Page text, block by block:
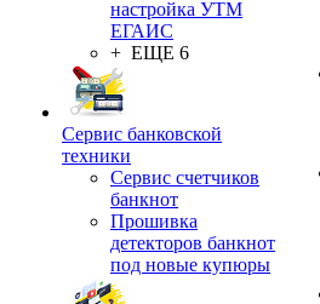
настройка УТМ
ЕГАИС
+ ЕЩЕ 6
Сервис банковской
техники
Сервис счетчиков
банкнот
Прошивка
детекторов банкнот
под новые купюры